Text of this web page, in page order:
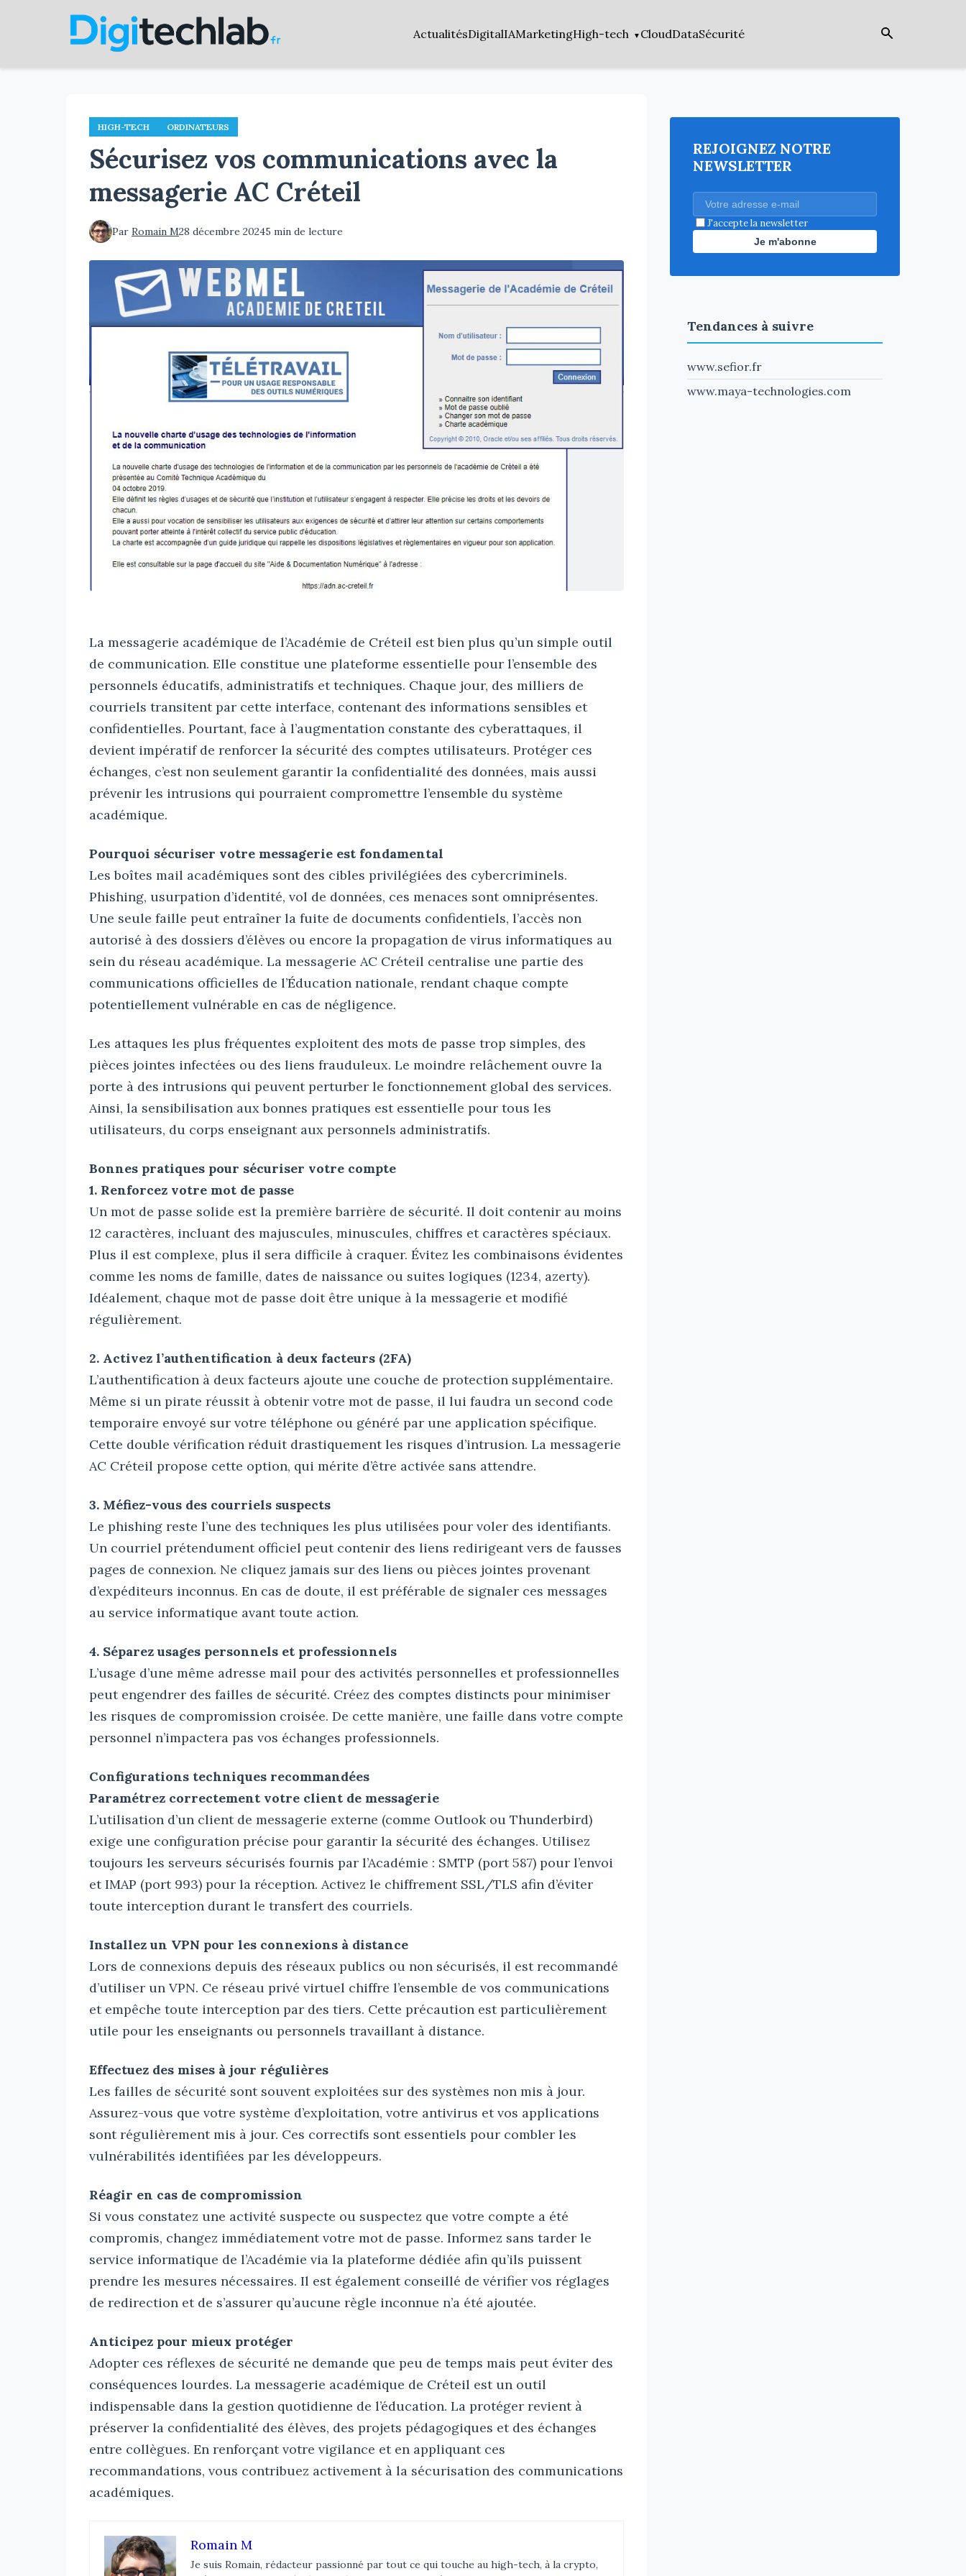
ActualitésDigitalIAMarketingHigh-tech CloudDataSécurité
HIGH-TECH ORDINATEURS
Sécurisez vos communications avec la
messagerie AC Créteil
Par Romain M28 décembre 20245 min de lecture
La messagerie académique de l’Académie de Créteil est bien plus qu’un simple outil
de communication. Elle constitue une plateforme essentielle pour l’ensemble des
personnels éducatifs, administratifs et techniques. Chaque jour, des milliers de
courriels transitent par cette interface, contenant des informations sensibles et
confidentielles. Pourtant, face à l’augmentation constante des cyberattaques, il
devient impératif de renforcer la sécurité des comptes utilisateurs. Protéger ces
échanges, c’est non seulement garantir la confidentialité des données, mais aussi
prévenir les intrusions qui pourraient compromettre l’ensemble du système
académique.
Pourquoi sécuriser votre messagerie est fondamental
Les boîtes mail académiques sont des cibles privilégiées des cybercriminels.
Phishing, usurpation d’identité, vol de données, ces menaces sont omniprésentes.
Une seule faille peut entraîner la fuite de documents confidentiels, l’accès non
autorisé à des dossiers d’élèves ou encore la propagation de virus informatiques au
sein du réseau académique. La messagerie AC Créteil centralise une partie des
communications officielles de l’Éducation nationale, rendant chaque compte
potentiellement vulnérable en cas de négligence.
Les attaques les plus fréquentes exploitent des mots de passe trop simples, des
pièces jointes infectées ou des liens frauduleux. Le moindre relâchement ouvre la
porte à des intrusions qui peuvent perturber le fonctionnement global des services.
Ainsi, la sensibilisation aux bonnes pratiques est essentielle pour tous les
utilisateurs, du corps enseignant aux personnels administratifs.
Bonnes pratiques pour sécuriser votre compte
1. Renforcez votre mot de passe
Un mot de passe solide est la première barrière de sécurité. Il doit contenir au moins
12 caractères, incluant des majuscules, minuscules, chiffres et caractères spéciaux.
Plus il est complexe, plus il sera difficile à craquer. Évitez les combinaisons évidentes
comme les noms de famille, dates de naissance ou suites logiques (1234, azerty).
Idéalement, chaque mot de passe doit être unique à la messagerie et modifié
régulièrement.
2. Activez l’authentification à deux facteurs (2FA)
L’authentification à deux facteurs ajoute une couche de protection supplémentaire.
Même si un pirate réussit à obtenir votre mot de passe, il lui faudra un second code
temporaire envoyé sur votre téléphone ou généré par une application spécifique.
Cette double vérification réduit drastiquement les risques d’intrusion. La messagerie
AC Créteil propose cette option, qui mérite d’être activée sans attendre.
3. Méfiez-vous des courriels suspects
Le phishing reste l’une des techniques les plus utilisées pour voler des identifiants.
Un courriel prétendument officiel peut contenir des liens redirigeant vers de fausses
pages de connexion. Ne cliquez jamais sur des liens ou pièces jointes provenant
d’expéditeurs inconnus. En cas de doute, il est préférable de signaler ces messages
au service informatique avant toute action.
4. Séparez usages personnels et professionnels
L’usage d’une même adresse mail pour des activités personnelles et professionnelles
peut engendrer des failles de sécurité. Créez des comptes distincts pour minimiser
les risques de compromission croisée. De cette manière, une faille dans votre compte
personnel n’impactera pas vos échanges professionnels.
Configurations techniques recommandées
Paramétrez correctement votre client de messagerie
L’utilisation d’un client de messagerie externe (comme Outlook ou Thunderbird)
exige une configuration précise pour garantir la sécurité des échanges. Utilisez
toujours les serveurs sécurisés fournis par l’Académie : SMTP (port 587) pour l’envoi
et IMAP (port 993) pour la réception. Activez le chiffrement SSL/TLS afin d’éviter
toute interception durant le transfert des courriels.
Installez un VPN pour les connexions à distance
Lors de connexions depuis des réseaux publics ou non sécurisés, il est recommandé
d’utiliser un VPN. Ce réseau privé virtuel chiffre l’ensemble de vos communications
et empêche toute interception par des tiers. Cette précaution est particulièrement
utile pour les enseignants ou personnels travaillant à distance.
Effectuez des mises à jour régulières
Les failles de sécurité sont souvent exploitées sur des systèmes non mis à jour.
Assurez-vous que votre système d’exploitation, votre antivirus et vos applications
sont régulièrement mis à jour. Ces correctifs sont essentiels pour combler les
vulnérabilités identifiées par les développeurs.
Réagir en cas de compromission
Si vous constatez une activité suspecte ou suspectez que votre compte a été
compromis, changez immédiatement votre mot de passe. Informez sans tarder le
service informatique de l’Académie via la plateforme dédiée afin qu’ils puissent
prendre les mesures nécessaires. Il est également conseillé de vérifier vos réglages
de redirection et de s’assurer qu’aucune règle inconnue n’a été ajoutée.
Anticipez pour mieux protéger
Adopter ces réflexes de sécurité ne demande que peu de temps mais peut éviter des
conséquences lourdes. La messagerie académique de Créteil est un outil
indispensable dans la gestion quotidienne de l’éducation. La protéger revient à
préserver la confidentialité des élèves, des projets pédagogiques et des échanges
entre collègues. En renforçant votre vigilance et en appliquant ces
recommandations, vous contribuez activement à la sécurisation des communications
académiques.
Romain M
Je suis Romain, rédacteur passionné par tout ce qui touche au high-tech, à la crypto,
REJOIGNEZ NOTRE
NEWSLETTER
J'accepte la newsletter
Je m'abonne
Tendances à suivre
www.sefior.fr
www.maya-technologies.com